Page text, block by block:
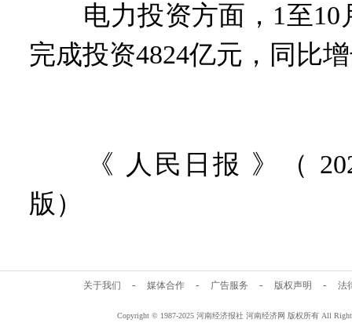
电力投资方面，1至10
完成投资4824亿元，同比
《 人民日报 》（
版）
关于我们 - 媒体合作 - 广告服务 - 版权声明 - 法
Copyright © 1987-2025 河南经济报社 河南经济网 版权所有 All